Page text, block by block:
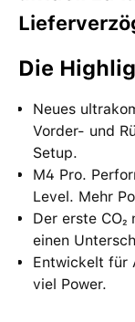
Die
Neues
Vorder- und
Setup.
M4 Pro.
Level. Mehr
Der erste
einen
Entwickelt für
viel Power.